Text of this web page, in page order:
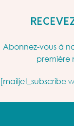
Abonnez-vous à
première
[mailjet_subscribe